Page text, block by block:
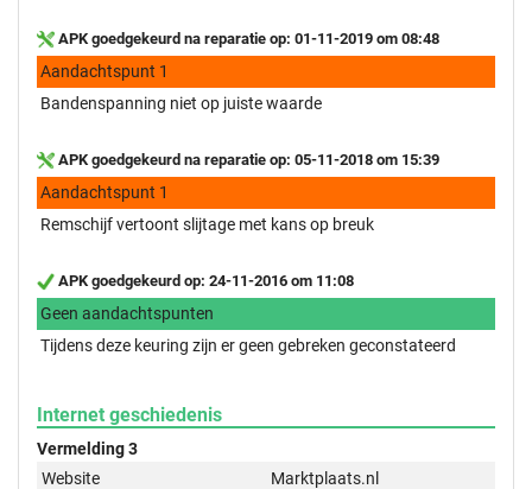
APK goedgekeurd na reparatie op: 01-11-2019 om 08:48
Aandachtspunt 1
Bandenspanning niet op juiste waarde
APK goedgekeurd na reparatie op: 05-11-2018 om 15:39
Aandachtspunt 1
Remschijf vertoont slijtage met kans op breuk
APK goedgekeurd op: 24-11-2016 om 11:08
Geen aandachtspunten
Tijdens deze keuring zijn er geen gebreken geconstateerd
Internet geschiedenis
Vermelding 3
Website
Marktplaats.nl